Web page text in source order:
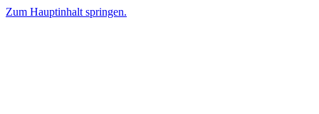
Zum Hauptinhalt springen.